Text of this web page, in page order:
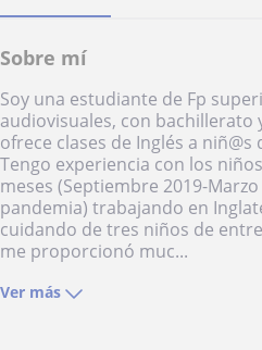
Sobre mí
Soy una estudiante de Fp
audiovisuales, con bachillerato
ofrece clases de Inglés a niñ@s
Tengo experiencia con los
meses (Septiembre 2019-
pandemia) trabajando en
cuidando de tres niños de
me proporcionó muc...
Ver más